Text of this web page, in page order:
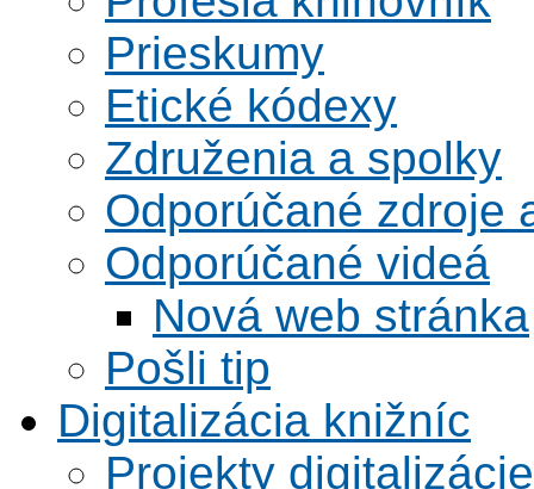
Prieskumy
Etické kódexy
Združenia a spolky
Odporúčané zdroje
Odporúčané videá
Nová web stránka
Pošli tip
Digitalizácia knižníc
Projekty digitalizácie